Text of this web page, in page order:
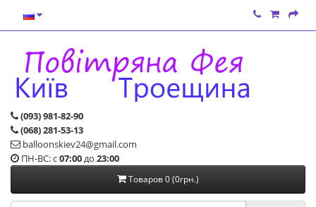
(093) 981-82-90
(068) 281-53-13
balloonskiev24@gmail.com
ПН-ВС: с07:00до 23:00
Товаров 0 (0грн.)